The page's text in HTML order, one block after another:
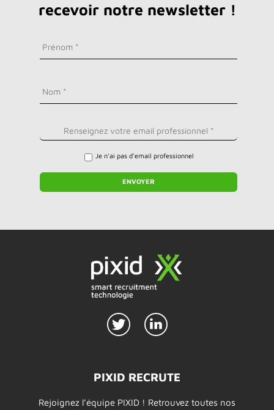
recevoir notre newsletter !
Je n'ai pas d'email professionnel
PIXID RECRUTE
Rejoignez l’équipe PIXID ! Retrouvez toutes nos